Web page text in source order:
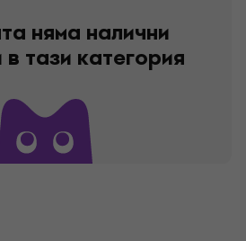
няма налични
тази категория